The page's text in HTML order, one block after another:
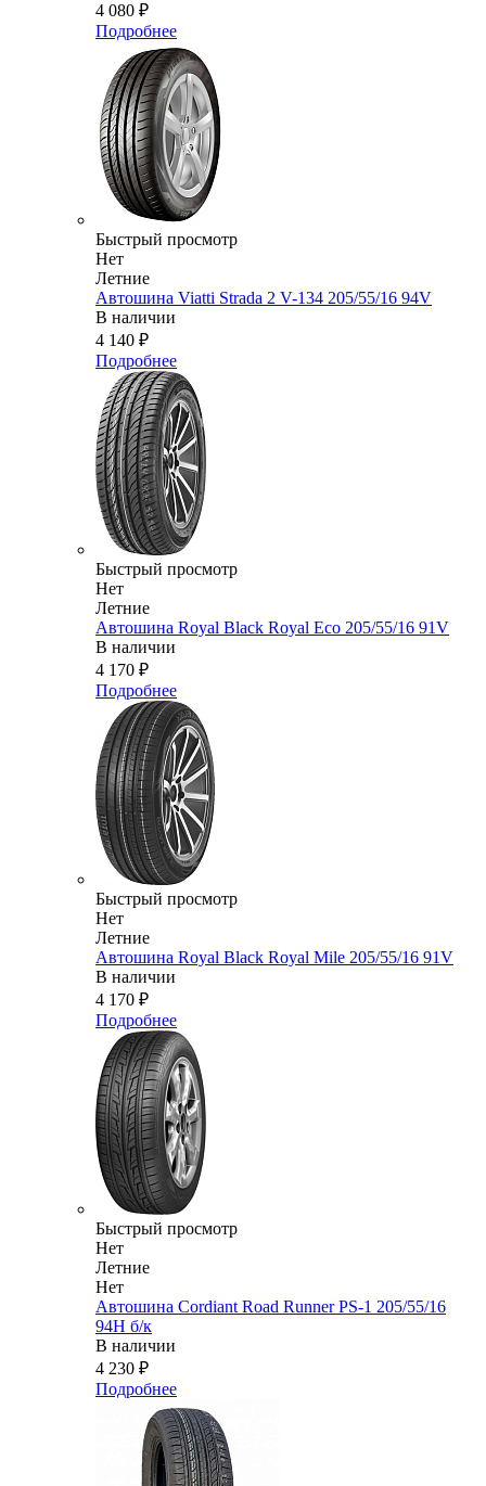
4 080 ₽
Подробнее
Быстрый просмотр
Нет
Летние
Автошина Viatti Strada 2 V-134 205/55/16 94V
В наличии
4 140 ₽
Подробнее
Быстрый просмотр
Нет
Летние
Автошина Royal Black Royal Eco 205/55/16 91V
В наличии
4 170 ₽
Подробнее
Быстрый просмотр
Нет
Летние
Автошина Royal Black Royal Mile 205/55/16 91V
В наличии
4 170 ₽
Подробнее
Быстрый просмотр
Нет
Летние
Нет
Автошина Cordiant Road Runner PS-1 205/55/16
94H б/к
В наличии
4 230 ₽
Подробнее